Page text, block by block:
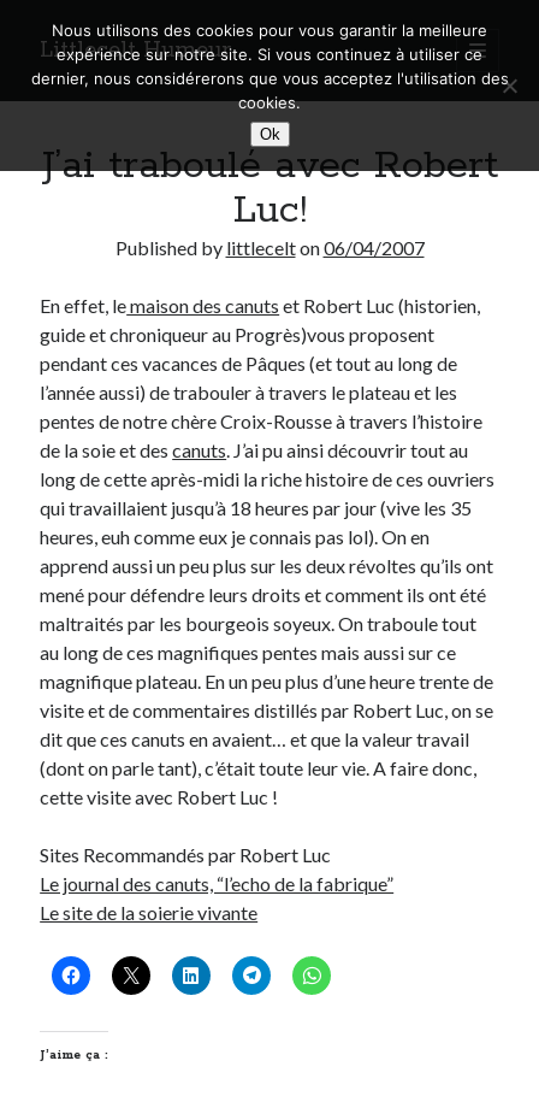
Littlecelt Humeur
open
primary
menu
Sidebar
Search
Derniers articles
Municipales 2026 : Lyon, Métropole et Caluire, mon choix pour l’avenir
Explorez les Chemins Enchantés à Vélo : Aventures Familiales près de
Lyon !
Quel Lyonnais es-tu, Renaud Ducher ?
A quand une véritable place pour le vélo à Caluire dans la Métropole de
Lyon ?
Comment je vis ma vie sur un vélo
Derniers Commentaires
Entretien ménager
T’as vu quoi ? #52
dans C’était pas mieux avant… à Lyon
littlecelt
dans
Comment j’ai opéré ma vélorution toute personnelle
Anthony
Comment j’ai opéré ma vélorution toute personnelle
Renaud Ducherdans
Comment j’ai opéré ma vélorution toute
personnelle
Commentaires récents
Entretien ménagerdansT’as vu quoi ? #52
littlecelt
dansComment j’ai opéré ma vélorution toute personnelle
Anthony
dansComment j’ai opéré ma vélorution toute personnelle
Renaud Ducher
personnelle
J’ai traboulé avec Robert
Luc!
Published by littlecelton06/04/2007
En effet, lemaison des canuts et Robert Luc (historien,
guide et chroniqueur au Progrès)vous proposent
pendant ces vacances de Pâques (et tout au long de
l’année aussi) de trabouler à travers le plateau et les
pentes de notre chère Croix-Rousse à travers l’histoire
de la soie et descanuts. J’ai pu ainsi découvrir tout au
long de cette après-midi la riche histoire de ces ouvriers
qui travaillaient jusqu’à 18 heures par jour (vive les 35
heures, euh comme eux je connais pas lol). On en
apprend aussi un peu plus sur les deux révoltes qu’ils ont
mené pour défendre leurs droits et comment ils ont été
maltraités par les bourgeois soyeux. On traboule tout
au long de ces magnifiques pentes mais aussi sur ce
magnifique plateau. En un peu plus d’une heure trente de
visite et de commentaires distillés par Robert Luc, on se
dit que ces canuts en avaient… et que la valeur travail
(dont on parle tant), c’était toute leur vie. A faire donc,
cette visite avec Robert Luc !
Sites Recommandés par Robert Luc
Le journal des canuts, “l’echo de la fabrique”
Le site de la soierie vivante
J’aime ça :
Nous utilisons des cookies pour vous garantir la meilleure
expérience sur notre site. Si vous continuez à utiliser ce
dernier, nous considérerons que vous acceptez l'utilisation des
cookies.
Ok